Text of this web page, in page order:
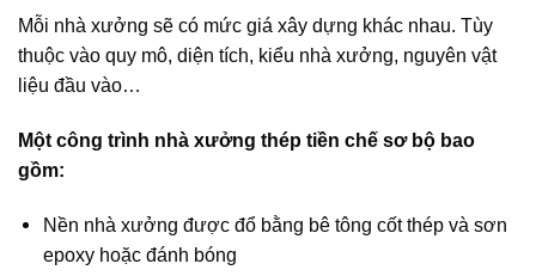
Mỗi nhà xưởng sẽ có mức giá xây dựng khác nhau. Tùy
thuộc vào quy mô, diện tích, kiểu nhà xưởng, nguyên vật
liệu đầu vào…
Một công trình nhà xưởng thép tiền chế sơ bộ bao
gồm:
Nền nhà xưởng được đổ bằng bê tông cốt thép và sơn
epoxy hoặc đánh bóng